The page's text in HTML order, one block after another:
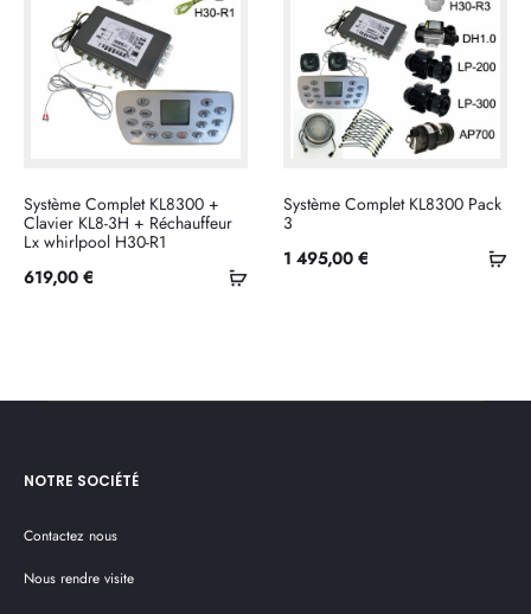
Ajouter
Système Complet KL8300 +
Clavier KL8-3H + Réchauffeur
Lx whirlpool H30-R1
619,00 €
Système Complet KL8300 Pack
3
1 495,00 €
NOTRE SOCIÉTÉ
Contactez nous
Nous rendre visite